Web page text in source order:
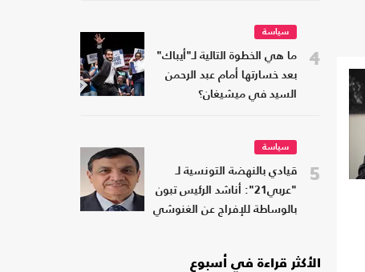
4
سياسة
ما هي الخطوة التالية لـ"أيباك"
بعد خسارتها أمام عبد الرحمن
السيد في ميشيغان؟
5
سياسة
قيادي بالنهضة التونسية لـ
"عربي21": أناشد الرئيس تبون
بالوساطة للإفراج عن الغنوشي
الأكثر قراءة في أسبوع